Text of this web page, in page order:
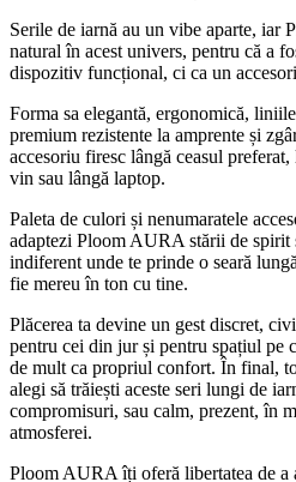
Serile de iarnă au un vibe aparte, iar
natural în acest univers, pentru că a
dispozitiv funcțional, ci ca un
Forma sa elegantă, ergonomică,
premium rezistente la amprente și
accesoriu firesc lângă ceasul
vin sau lângă laptop.
Paleta de culori și nenumaratele
adaptezi Ploom AURA stării de spirit
indiferent unde te prinde o seară
fie mereu în ton cu tine.
Plăcerea ta devine un gest discret,
pentru cei din jur și pentru spațiul pe
de mult ca propriul confort. În final,
alegi să trăiești aceste seri lungi de
compromisuri, sau calm, prezent, în
atmosferei.
Ploom AURA îți oferă libertatea de a